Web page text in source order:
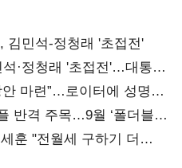
김민석-정청래 '초접전'
·정청래 '초접전'…대통령
마련”…로이터에 성명
반격 주목…9월 ‘폴더블
훈 "전월세 구하기 더